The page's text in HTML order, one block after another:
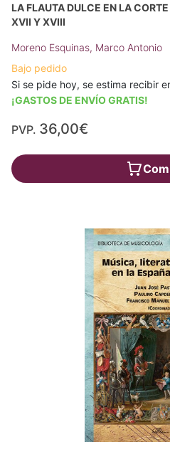
LA FLAUTA DULCE EN LA
XVII Y XVIII
Moreno Esquinas, Marco Antonio
Bajo pedido
Si se pide hoy, se estima recibir
¡GASTOS DE ENVÍO GRATIS!
PVP. 36,00€